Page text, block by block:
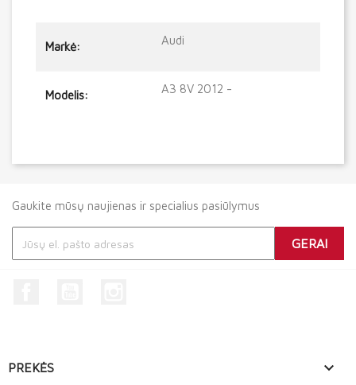
Markė: Audi
Modelis: A3 8V 2012 -
Gaukite mūsų naujienas ir specialius pasiūlymus
PREKĖS 